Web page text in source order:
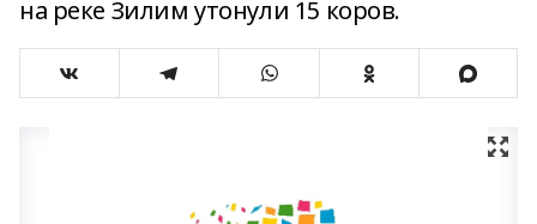
на реке Зилим утонули 15 коров.